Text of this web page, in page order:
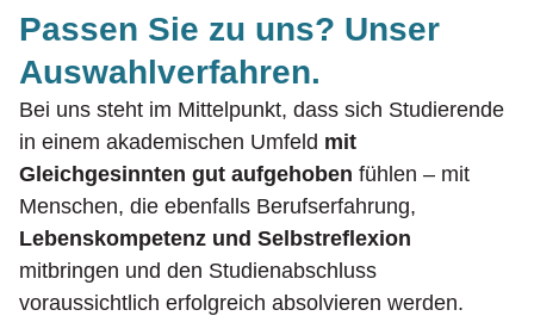
Passen Sie zu uns? Unser
Auswahlverfahren.
Bei uns steht im Mittelpunkt, dass sich Studierende
in einem akademischen Umfeld mit
Gleichgesinnten gut aufgehoben fühlen – mit
Menschen, die ebenfalls Berufserfahrung,
Lebenskompetenz und Selbstreflexion
mitbringen und den Studienabschluss
voraussichtlich erfolgreich absolvieren werden.